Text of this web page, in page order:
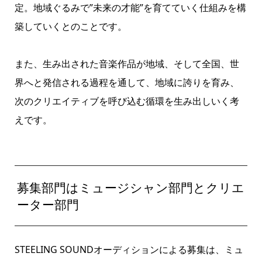
定。地域ぐるみで”未来の才能”を育てていく仕組みを構
築していくとのことです。
また、生み出された音楽作品が地域、そして全国、世
界へと発信される過程を通して、地域に誇りを育み、
次のクリエイティブを呼び込む循環を生み出しいく考
えです。
募集部門はミュージシャン部門とクリエ
ーター部門
STEELING SOUNDオーディションによる募集は、ミュ